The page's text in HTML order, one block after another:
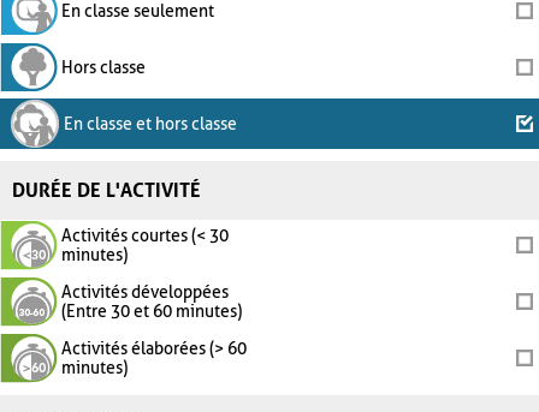
En classe seulement
Hors classe
En classe et hors classe
DURÉE DE L'ACTIVITÉ
Activités courtes (< 30
minutes)
Activités développées
(Entre 30 et 60 minutes)
Activités élaborées (> 60
minutes)